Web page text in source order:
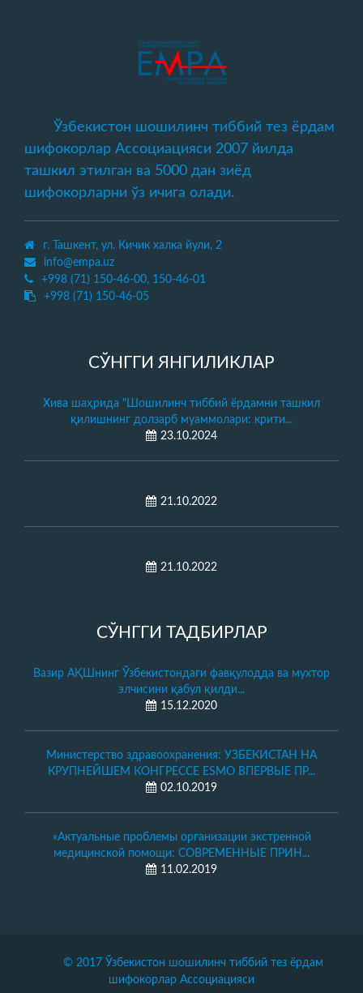
Ўзбекистон шошилинч тиббий тез ёрдам
шифокорлар Ассоциацияси 2007 йилда
ташкил этилган ва 5000 дан зиёд
шифокорларни ўз ичига олади.
г. Ташкент, ул. Кичик халка йули, 2
info@empa.uz
+998 (71) 150-46-00, 150-46-01
+998 (71) 150-46-05
СЎНГГИ ЯНГИЛИКЛАР
Хива шаҳрида "Шошилинч тиббий ёрдамни ташкил
қилишнинг долзарб муаммолари: крити...
23.10.2024
21.10.2022
21.10.2022
СЎНГГИ ТАДБИРЛАР
Вaзир АҚШнинг Ўзбекистондaги фaвқулоддa вa мухтор
элчисини қaбул қилди...
15.12.2020
Министерство здравоохранения: УЗБЕКИСТАН НА
КРУПНЕЙШЕМ КОНГРЕССЕ ESMO ВПЕРВЫЕ ПР...
02.10.2019
«Актуальные проблемы организации экстренной
медицинской помощи: СОВРЕМЕННЫЕ ПРИН...
11.02.2019
© 2017 Ўзбекистон шошилинч тиббий тез ёрдам
шифокорлар Ассоциацияси